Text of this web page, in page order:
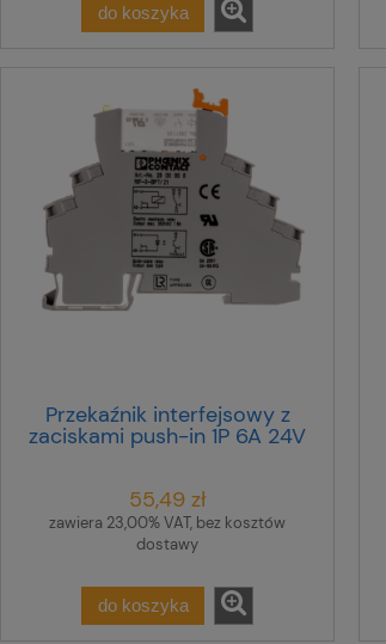
do koszyka
Przekaźnik interfejsowy z
zaciskami push-in 1P 6A 24V
DC RIF-0-RPT-24DC/21
55,49 zł
zawiera 23,00% VAT, bez kosztów
dostawy
do koszyka